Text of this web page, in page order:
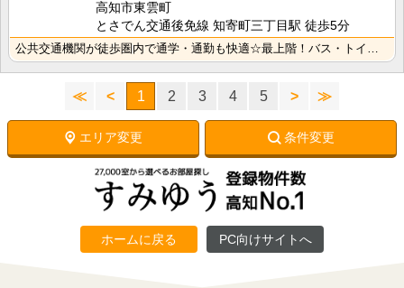
高知市東雲町
とさでん交通後免線 知寄町三丁目駅 徒歩5分
公共交通機関が徒歩圏内で通学・通勤も快適☆最上階！バス・トイレセパレート！
≪ < 1 2 3 4 5 > ≫
エリア変更 条件変更
ホームに戻る PC向けサイトへ